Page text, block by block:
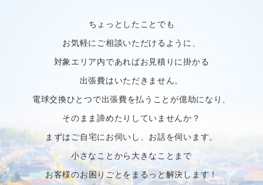
ちょっとしたことでも
お気軽にご相談いただけるように、
対象エリア内であればお見積りに掛かる
出張費はいただきません。
電球交換ひとつで出張費を払うことが億劫になり、
そのまま諦めたりしていませんか？
まずはご自宅にお伺いし、お話を伺います。
小さなことから大きなことまで
お客様のお困りごとをまるっと解決します！